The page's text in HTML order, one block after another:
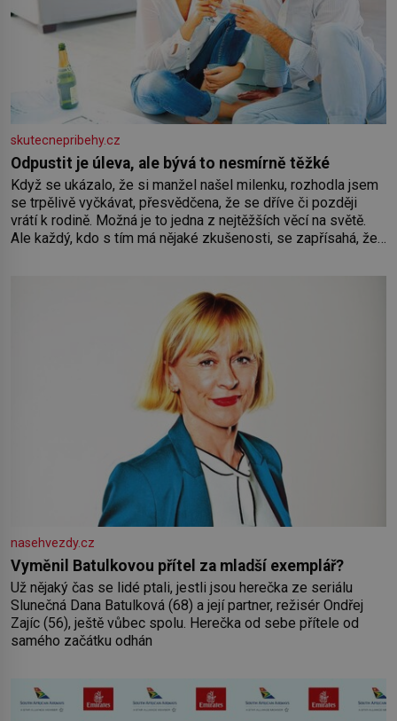
skutecnepribehy.cz
Odpustit je úleva, ale bývá to nesmírně těžké
Když se ukázalo, že si manžel našel milenku, rozhodla jsem
se trpělivě vyčkávat, přesvědčena, že se dříve či později
vrátí k rodině. Možná je to jedna z nejtěžších věcí na světě.
Ale každý, kdo s tím má nějaké zkušenosti, se zapřísahá, že
nasehvezdy.cz
Vyměnil Batulkovou přítel za mladší exemplář?
Už nějaký čas se lidé ptali, jestli jsou herečka ze seriálu
Slunečná Dana Batulková (68) a její partner, režisér Ondřej
Zajíc (56), ještě vůbec spolu. Herečka od sebe přítele od
samého začátku odhán